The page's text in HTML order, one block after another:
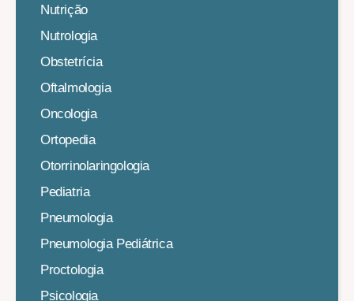
Nutrição
Nutrologia
Obstetrícia
Oftalmologia
Oncologia
Ortopedia
Otorrinolaringologia
Pediatria
Pneumologia
Pneumologia Pediátrica
Proctologia
Psicologia